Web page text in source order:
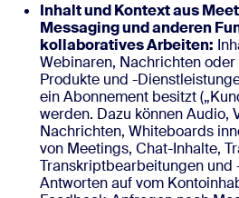
Inhalt und Kontext aus
Messaging und anderen
kollaboratives Arbeiten:
Webinaren, Nachrichten
Produkte und -
ein Abonnement besitzt
werden. Dazu können Audio,
Nachrichten, Whiteboards
von Meetings, Chat-Inhalte,
Transkriptbearbeitungen und
Antworten auf vom